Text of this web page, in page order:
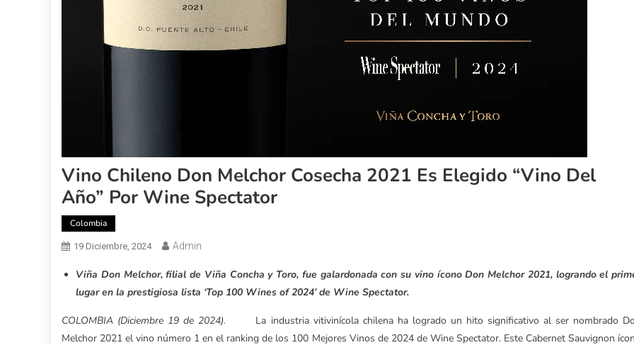
Vino Chileno Don Melchor Cosecha 2021 Es Elegido “Vino Del
Año” Por Wine Spectator
Colombia
19 Diciembre, 2024 Admin
Viña Don Melchor, filial de Viña Concha y Toro, fue galardonada con su vino ícono Don Melchor 2021, logrando el
lugar en la prestigiosa lista ‘Top 100 Wines of 2024’ de Wine Spectator.
COLOMBIA (Diciembre 19 de 2024). La industria vitivinícola chilena ha logrado un hito significativo al ser nombrado
Melchor 2021 el vino número 1 en el ranking de los 100 Mejores Vinos de 2024 de Wine Spectator. Este Cabernet Sauvignon